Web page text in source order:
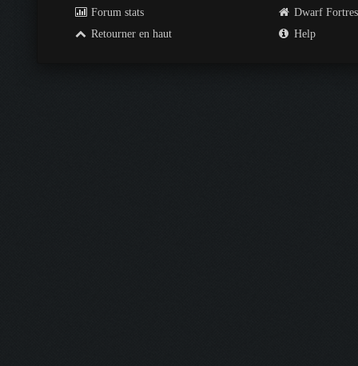
Forum stats
Retourner en haut
Dwarf
Help